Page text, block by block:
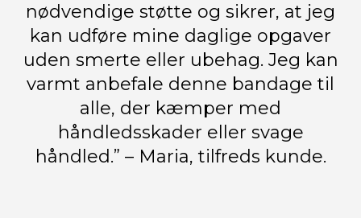
nødvendige støtte og sikrer, at jeg
kan udføre mine daglige opgaver
uden smerte eller ubehag. Jeg kan
varmt anbefale denne bandage til
alle, der kæmper med
håndledsskader eller svage
håndled.” – Maria, tilfreds kunde.